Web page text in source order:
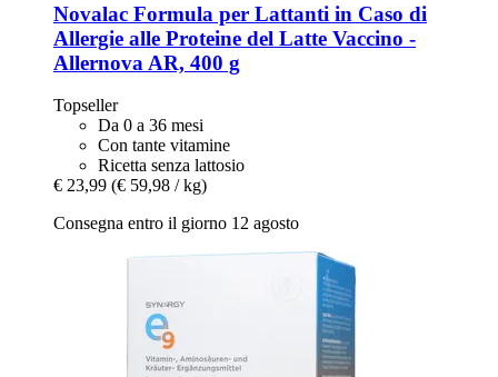
Novalac Formula per Lattanti in Caso di
Allergie alle Proteine del Latte Vaccino -​
Allernova AR, 400 g
Topseller
Da 0 a 36 mesi
Con tante vitamine
Ricetta senza lattosio
€ 23,99 (€ 59,98 / kg)
Consegna entro il giorno 12 agosto